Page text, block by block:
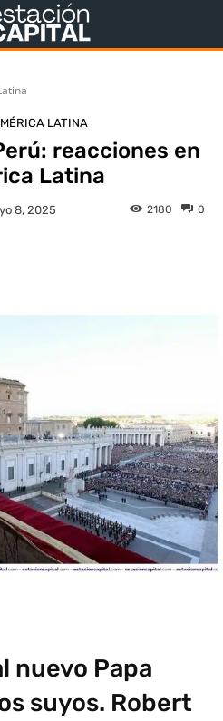
LATINA
reacciones en
Latina
8, 2025 0
2180
nuevo Papa
suyos. Robert